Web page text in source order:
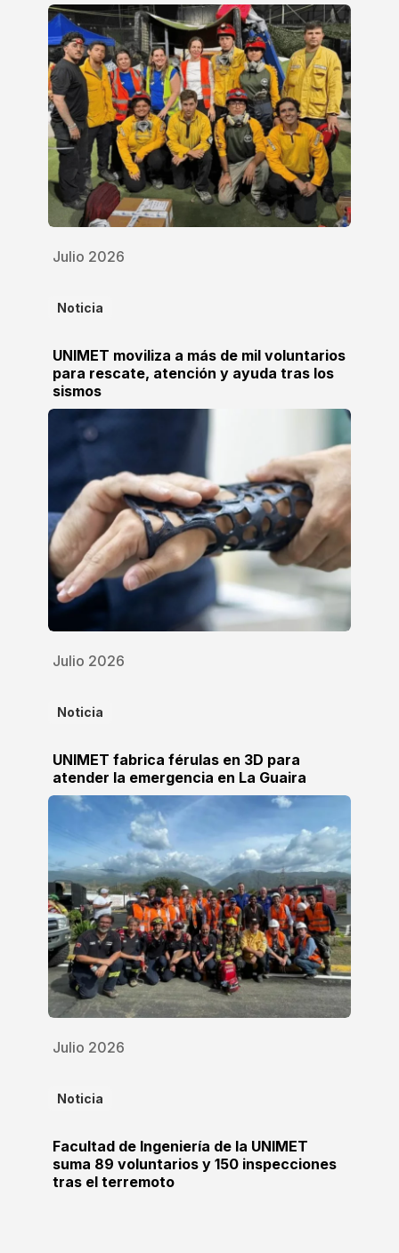
Julio 2026
Noticia
UNIMET moviliza a más de mil voluntarios
para rescate, atención y ayuda tras los
sismos
Julio 2026
Noticia
UNIMET fabrica férulas en 3D para
atender la emergencia en La Guaira
Julio 2026
Noticia
Facultad de Ingeniería de la UNIMET
suma 89 voluntarios y 150 inspecciones
tras el terremoto